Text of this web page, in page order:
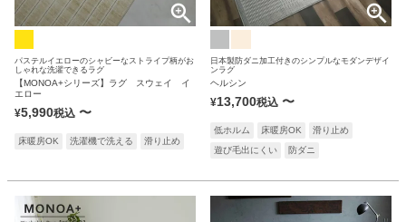
パステルイエローのシャビーなストライプ柄がお
しゃれな洗濯できるラグ
【MONOA+シリーズ】ラグ スウェイ イ
エロー
¥5,990税込 〜
床暖房OK 洗濯機で洗える 滑り止め
日本製防ダニ加工付きのシンプルなモダンデザイ
ンラグ
ヘルシン
¥13,700税込 〜
低ホルム 床暖房OK
滑り止め
遊び毛出にくい
防ダニ